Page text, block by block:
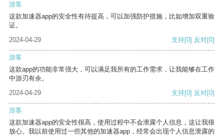
游客
这款加速器app的安全性有待提高，可以加强防护措施，比如增加双重验
证。
2024-04-29
支持[0] 反对[0]
游客
这款app的功能非常强大，可以满足我所有的工作需求，让我能够在工作
中游刃有余。
2024-04-29
支持[0] 反对[0]
游客
这款加速器app的安全性很高，使用过程中不会泄露个人信息，这让我很
放心。我以前使用过一些其他的加速器app，经常会出现个人信息泄露的